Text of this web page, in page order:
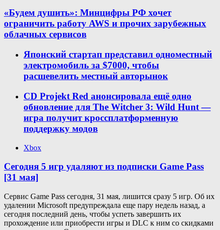
«Будем душить»: Минцифры РФ хочет
ограничить работу AWS и прочих зарубежных
облачных сервисов
Японский стартап представил одноместный
электромобиль за $7000, чтобы
расшевелить местный авторынок
CD Projekt Red анонсировала ещё одно
обновление для The Witcher 3: Wild Hunt —
игра получит кроссплатформенную
поддержку модов
Xbox
Сегодня 5 игр удаляют из подписки Game Pass
[31 мая]
Сервис Game Pass сегодня, 31 мая, лишится сразу 5 игр. Об их
удалении Microsoft предупреждала еще пару недель назад, а
сегодня последний день, чтобы успеть завершить их
прохождение или приобрести игры и DLC к ним со скидками